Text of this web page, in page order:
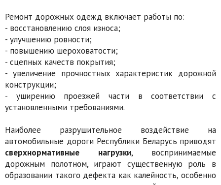
Ремонт дорожных одежд включает работы по:
- восстановлению слоя износа;
- улучшению ровности;
- повышению шероховатости;
- сцепных качеств покрытия;
- увеличение прочностных характеристик дорожной
конструкции;
- уширению проезжей части в соответствии с
установленными требованиями.
Наиболее разрушительное воздействие на
автомобильные дороги Республики Беларусь приводят
сверхнормативные нагрузки, воспринимаемые
дорожным полотном, играют существенную роль в
образовании такого дефекта как калейность, особенно